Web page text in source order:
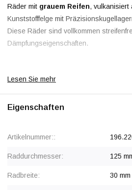
Räder mit grauem Reifen, vulkanisiert
Kunststofffelge mit
Diese Räder sind vollkommen
Dämpfungseigenschaften.
Rabatt ab 20 Stück
uns für ein Angebot.
Lesen Sie mehr
Eigenschaften
Artikelnummer::
Raddurchmesser: 125
Radbreite: 30 mm